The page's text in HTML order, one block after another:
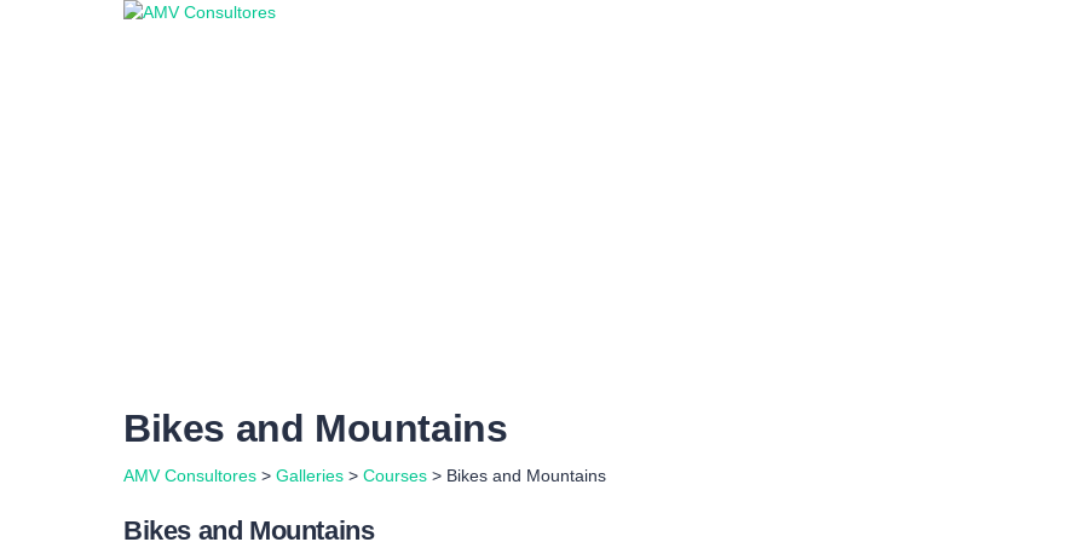
Bikes and Mountains
AMV Consultores > Galleries > Courses > Bikes and Mountains
Bikes and Mountains